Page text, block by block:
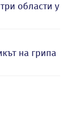
области у
на грипа